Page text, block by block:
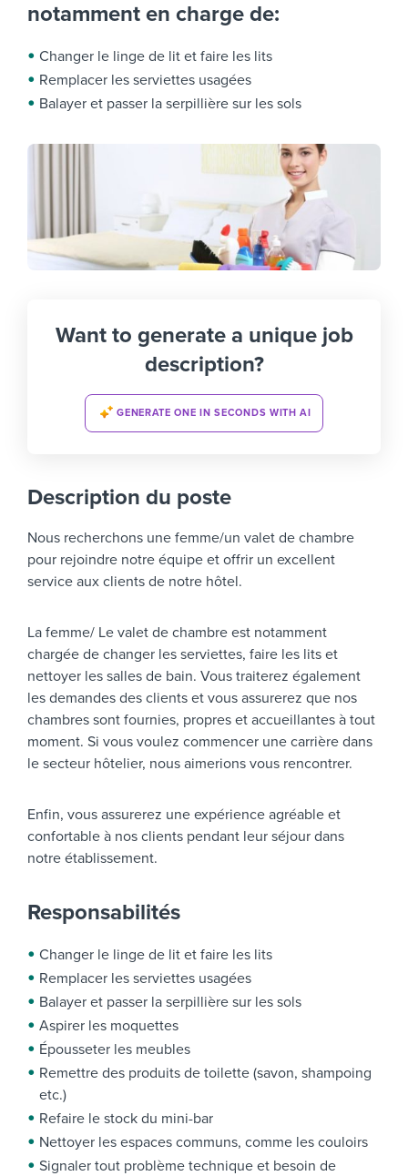
notamment en charge de:
Changer le linge de lit et faire les lits
Remplacer les serviettes usagées
Balayer et passer la serpillière sur les sols
Want to generate a unique job
description?
GENERATE ONE IN SECONDS WITH AI
Description du poste
Nous recherchons une femme/un valet de chambre
pour rejoindre notre équipe et offrir un excellent
service aux clients de notre hôtel.
La femme/ Le valet de chambre est notamment
chargée de changer les serviettes, faire les lits et
nettoyer les salles de bain. Vous traiterez également
les demandes des clients et vous assurerez que nos
chambres sont fournies, propres et accueillantes à tout
moment. Si vous voulez commencer une carrière dans
le secteur hôtelier, nous aimerions vous rencontrer.
Enfin, vous assurerez une expérience agréable et
confortable à nos clients pendant leur séjour dans
notre établissement.
Responsabilités
Changer le linge de lit et faire les lits
Remplacer les serviettes usagées
Balayer et passer la serpillière sur les sols
Aspirer les moquettes
Épousseter les meubles
Remettre des produits de toilette (savon, shampoing
etc.)
Refaire le stock du mini-bar
Nettoyer les espaces communs, comme les couloirs
Signaler tout problème technique et besoin de